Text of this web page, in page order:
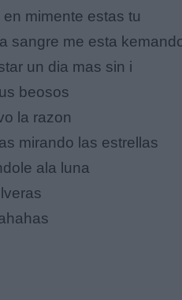
mimente estas tu
sangre me esta
un dia mas sin i
beosos
la razon
mirando las estrellas
ala luna